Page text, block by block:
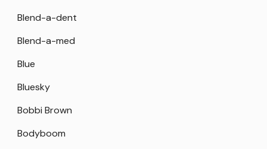
Blend-a-dent
Blend-a-med
Blue
Bluesky
Bobbi Brown
Bodyboom